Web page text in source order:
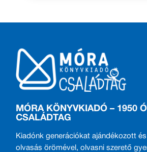
MÓRA KÖNYVKIADÓ – 1950
CSALÁDTAG
Kiadónk generációkat ajándékozott
olvasás örömével, olvasni szerető